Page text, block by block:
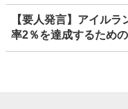
【要人発言】アイル
率2％を達成するため